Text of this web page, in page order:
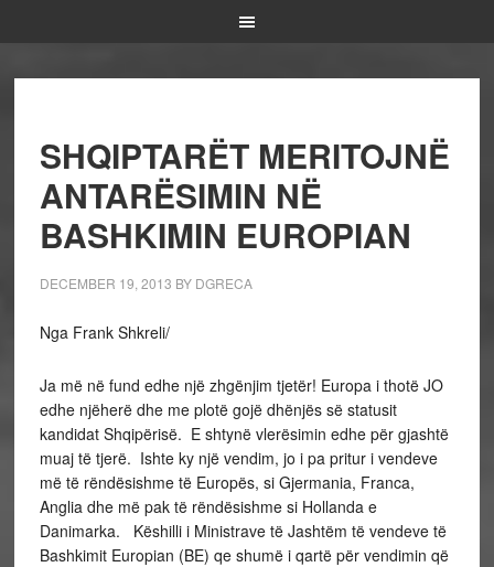
SHQIPTARËT MERITOJNË
ANTARËSIMIN NË
BASHKIMIN EUROPIAN
DECEMBER 19, 2013 BY DGRECA
Nga Frank Shkreli/
Ja më në fund edhe një zhgënjim tjetër! Europa i thotë JO
edhe njëherë dhe me plotë gojë dhënjës së statusit
kandidat Shqipërisë. E shtynë vlerësimin edhe për gjashtë
muaj të tjerë. Ishte ky një vendim, jo i pa pritur i vendeve
më të rëndësishme të Europës, si Gjermania, Franca,
Anglia dhe më pak të rëndësishme si Hollanda e
Danimarka. Këshilli i Ministrave të Jashtëm të vendeve të
Bashkimit Europian (BE) qe shumë i qartë për vendimin që